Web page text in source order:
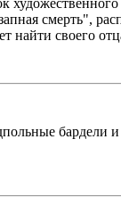
смерть",
найти своего
бардели